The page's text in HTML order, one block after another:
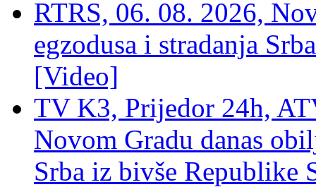
RTRS, 06. 08. 2026,
egzodusa i stradanja
[Video]
TV K3, Prijedor 24h,
Novom Gradu danas
Srba iz bivše Republike